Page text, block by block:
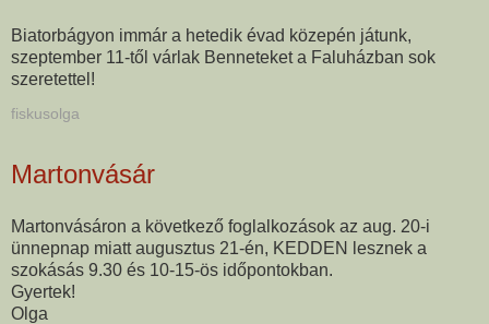
Biatorbágyon immár a hetedik évad közepén játunk,
szeptember 11-től várlak Benneteket a Faluházban sok
szeretettel!
fiskusolga
Martonvásár
Martonvásáron a következő foglalkozások az aug. 20-i
ünnepnap miatt augusztus 21-én, KEDDEN lesznek a
szokásás 9.30 és 10-15-ös időpontokban.
Gyertek!
Olga